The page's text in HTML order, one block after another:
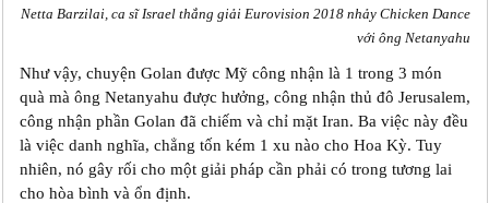
Netta Barzilai, ca sĩ Israel thắng giải Eurovision 2018 nhảy Chicken Dance
với ông Netanyahu
Như vậy, chuyện Golan được Mỹ công nhận là 1 trong 3 món
quà mà ông Netanyahu được hưởng, công nhận thủ đô Jerusalem,
công nhận phần Golan đã chiếm và chỉ mặt Iran. Ba việc này đều
là việc danh nghĩa, chẳng tốn kém 1 xu nào cho Hoa Kỳ. Tuy
nhiên, nó gây rối cho một giải pháp cần phải có trong tương lai
cho hòa bình và ổn định.